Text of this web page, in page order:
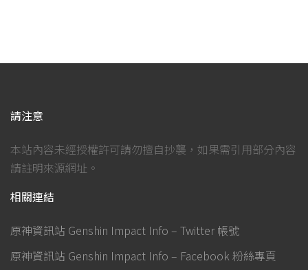
請注意
本站內容未經授權許可請勿擅自抄襲，如果需引用部分內容
請註明來源網址。
相關連結
原神資訊站 Genshin Impact Info – Twitter 帳號
原神資訊站 Genshin Impact Info – Facebook 粉絲專頁